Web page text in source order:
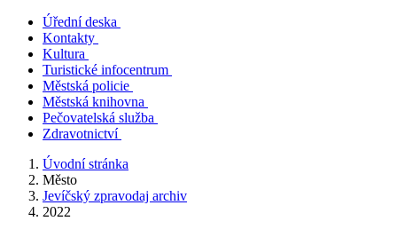
Úřední deska
Kontakty
Kultura
Turistické infocentrum
Městská policie
Městská knihovna
Pečovatelská služba
Zdravotnictví
Úvodní stránka
Město
Jevíčský zpravodaj archiv
2022